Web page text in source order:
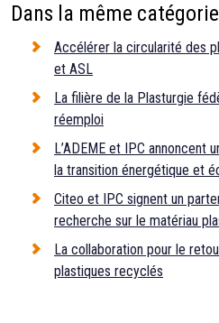
Dans la même catégorie
Accélérer la circularité des
et ASL
La filière de la Plasturgie
réemploi
L’ADEME et IPC annoncent
la transition énergétique et
Citeo et IPC signent un
recherche sur le matériau
La collaboration pour le
plastiques recyclés